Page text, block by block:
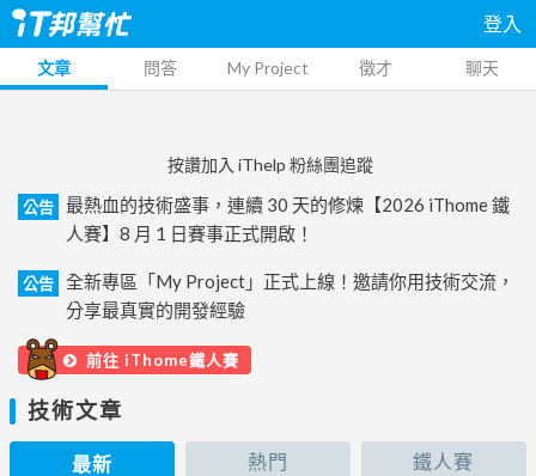
登入
文章 問答 My Project 徵才 聊天
按讚加入 iThelp 粉絲團追蹤
公告
最熱血的技術盛事，連續 30 天的修煉【2026 iThome 鐵
人賽】8 月 1 日賽事正式開啟！
公告
全新專區「My Project」正式上線！邀請你用技術交流，
分享最真實的開發經驗
前往 iThome鐵人賽
技術文章
最新 熱門 鐵人賽